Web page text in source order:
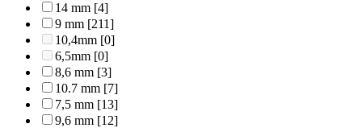
14 mm [4]
9 mm [211]
10,4mm [0]
6,5mm [0]
8,6 mm [3]
10.7 mm [7]
7,5 mm [13]
9,6 mm [12]